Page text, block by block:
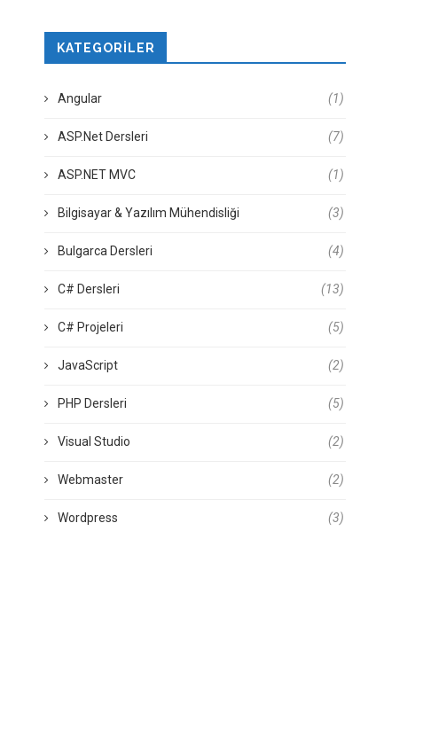
KATEGORILER
Angular (1)
ASP.Net Dersleri (7)
ASP.NET MVC (1)
Bilgisayar & Yazılım Mühendisliği (3)
Bulgarca Dersleri (4)
C# Dersleri (13)
C# Projeleri (5)
JavaScript (2)
PHP Dersleri (5)
Visual Studio (2)
Webmaster (2)
Wordpress (3)